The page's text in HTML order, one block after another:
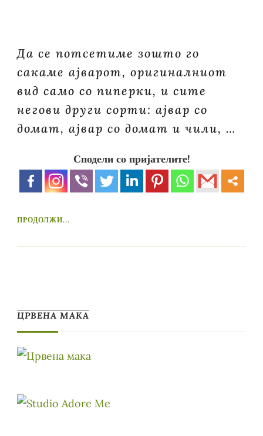
Да се ​​потсетиме зошто го
сакаме ајварот, оригиналниот
вид само со пиперки, и сите
негови други сорти: ајвар со
домат, ајвар со домат и чили, …
Сподели со пријателите!
ПРОДОЛЖИ...
ЦРВЕНА МАКА